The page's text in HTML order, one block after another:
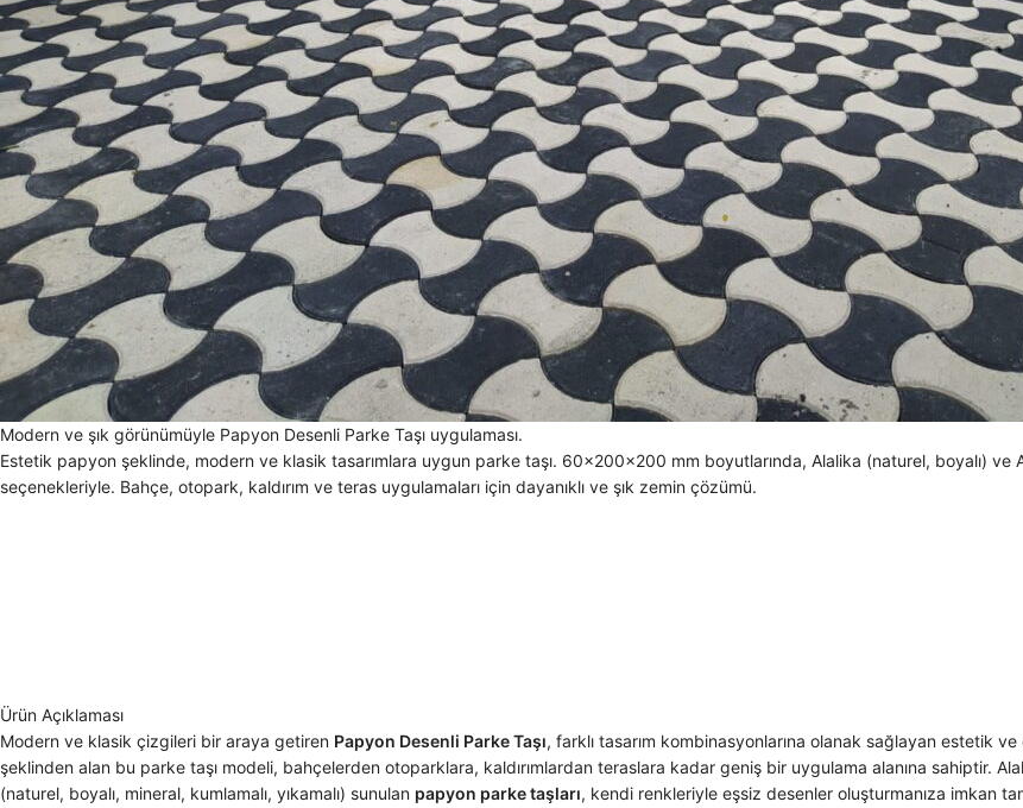
Modern ve şık görünümüyle Papyon Desenli Parke Taşı uygulaması.
Estetik papyon şeklinde, modern ve klasik tasarımlara uygun parke taşı. 60x200x200 mm boyutlarında, Alalika (naturel, boyalı) ve
seçenekleriyle. Bahçe, otopark, kaldırım ve teras uygulamaları için dayanıklı ve şık zemin çözümü.
Ürün Açıklaması
Modern ve klasik çizgileri bir araya getiren Papyon Desenli Parke Taşı, farklı tasarım kombinasyonlarına olanak sağlayan estetik
şeklinden alan bu parke taşı modeli, bahçelerden otoparklara, kaldırımlardan teraslara kadar geniş bir uygulama alanına sahiptir.
(naturel, boyalı, mineral, kumlamalı, yıkamalı) sunulan papyon parke taşları, kendi renkleriyle eşsiz desenler oluşturmanıza imkan